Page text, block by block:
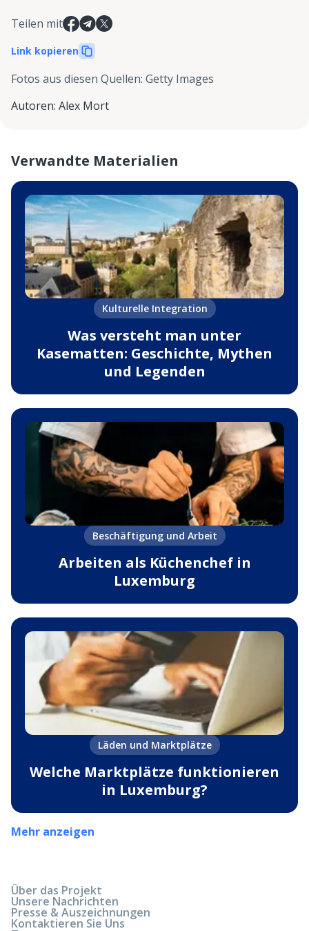
Teilen mit
Link kopieren
Fotos aus diesen Quellen: Getty Images
Autoren: Alex Mort
Verwandte Materialien
Kulturelle Integration
Was versteht man unter
Kasematten: Geschichte, Mythen
und Legenden
Beschäftigung und Arbeit
Arbeiten als Küchenchef in
Luxemburg
Läden und Marktplätze
Welche Marktplätze funktionieren
in Luxemburg?
Mehr anzeigen
Über das Projekt
Unsere Nachrichten
Presse & Auszeichnungen
Kontaktieren Sie Uns